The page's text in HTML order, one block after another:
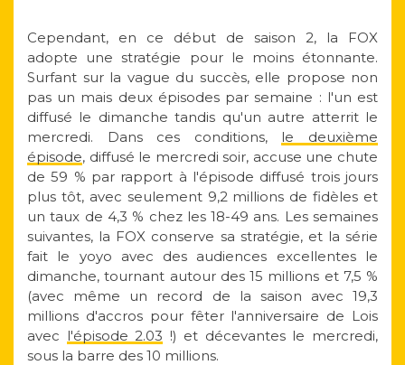
Cependant, en ce début de saison 2, la FOX
adopte une stratégie pour le moins étonnante.
Surfant sur la vague du succès, elle propose non
pas un mais deux épisodes par semaine : l'un est
diffusé le dimanche tandis qu'un autre atterrit le
mercredi. Dans ces conditions, le deuxième
épisode, diffusé le mercredi soir, accuse une chute
de 59 % par rapport à l'épisode diffusé trois jours
plus tôt, avec seulement 9,2 millions de fidèles et
un taux de 4,3 % chez les 18-49 ans. Les semaines
suivantes, la FOX conserve sa stratégie, et la série
fait le yoyo avec des audiences excellentes le
dimanche, tournant autour des 15 millions et 7,5 %
(avec même un record de la saison avec 19,3
millions d'accros pour fêter l'anniversaire de Lois
avec l'épisode 2.03 !) et décevantes le mercredi,
sous la barre des 10 millions.